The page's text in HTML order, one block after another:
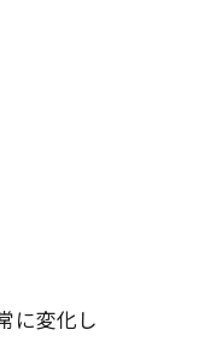
に変化し